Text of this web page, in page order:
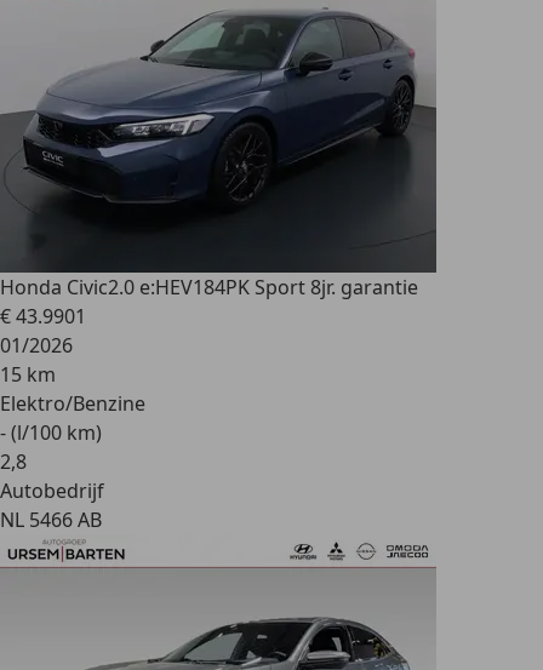
Honda Civic2.0 e:HEV184PK Sport 8jr. garantie
€ 43.9901
01/2026
15 km
Elektro/Benzine
- (l/100 km)
2,8
Autobedrijf
NL 5466 AB